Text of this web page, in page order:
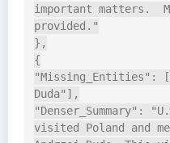
important matters.
provided."
},
{
"Missing_Entities":
Duda"],
"Denser_Summary":
visited Poland and